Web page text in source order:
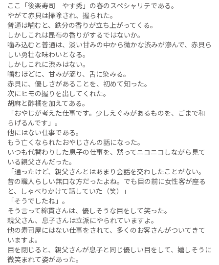
ここ「後楽寿司 やす秀」の春のスペシャリテである。
やがて赤貝は掃除され、握られた。
普通は噛むと、鉄分の香りが立ち上がってくる。
しかしこれは昆布の香りがするではないか。
噛み込むと普通は、淡い甘みの中から微かな渋みが滲んで、赤貝ら
しい勇壮な味わいとなる。
しかしこれに渋みはない。
噛むほどに、甘みが滴り、舌に染みる。
赤貝に、優しさがあることを、初めて知った。
次にヒモの握りを出してくれた。
胡麻と酢橘を加えてある。
「おやじが考えた仕事です。少しえぐみがあるものを、ごまで和
らげるんです」。
他にはない仕事である。
もう亡くなられたおやじさんの話になった。
いつも代替わりした息子の仕事を、黙ってニコニコしながら見て
いる親父さんだった。
「通ったけど、親父さんとはあまり会話を交わしたことがない。
昔の職人らしい無口な方だったよね。でも目の前に女性客が座る
と、しゃべりかけて話していた（笑）」
「そうでしたね」。
そう言って綿貫さんは、優しそうな目をして笑った。
親父さん、息子さんは立派にやられていますよ。
他の寿司屋にはない仕事をされて、多くのお客さんがついてきて
いますよ。
目を閉じると、親父さんが息子と同じ優しい目をして、嬉しそうに
微笑まれて姿があった。